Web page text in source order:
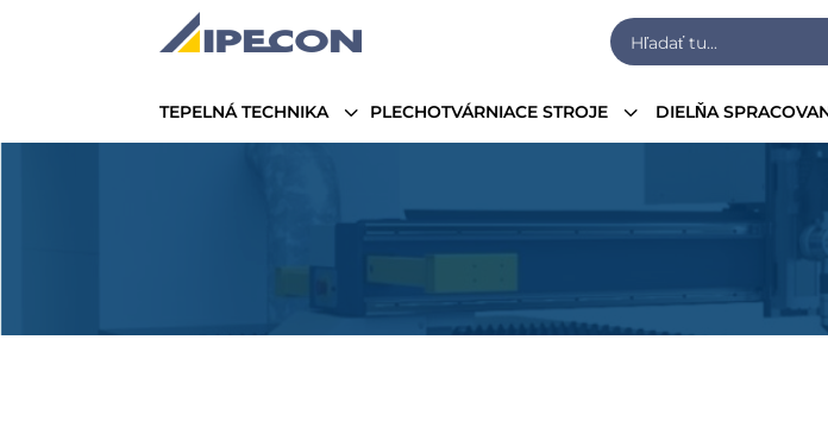
3
TEPELNÁ TECHNIKA 3
PLECHOTVÁRNIACE STROJE DIELŇA